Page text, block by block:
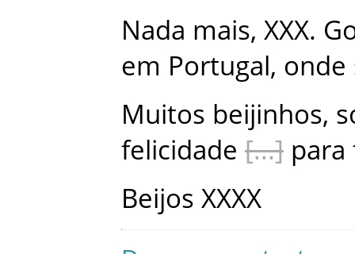
Nada mais, XXX.
em Portugal, onde
Muitos beijinhos,
felicidade
para
Beijos XXXX